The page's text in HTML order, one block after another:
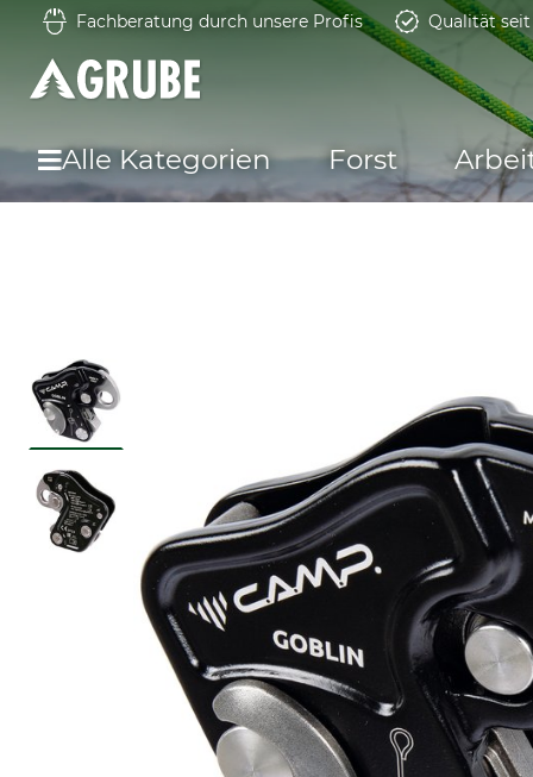
Fachberatung durch unsere Profis Qualität
Alle Kategorien Forst